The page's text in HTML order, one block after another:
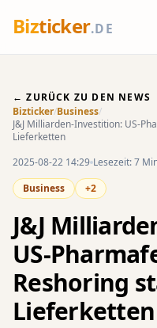
Bizticker.DE
← ZURÜCK ZU DEN NEWS
Bizticker/Business/
J&J Milliarden-Investition: US-
Lieferketten
2025-08-22 14:29 Lesezeit: 7
Business
+2
J&J
US-
Reshoring
Lieferketten